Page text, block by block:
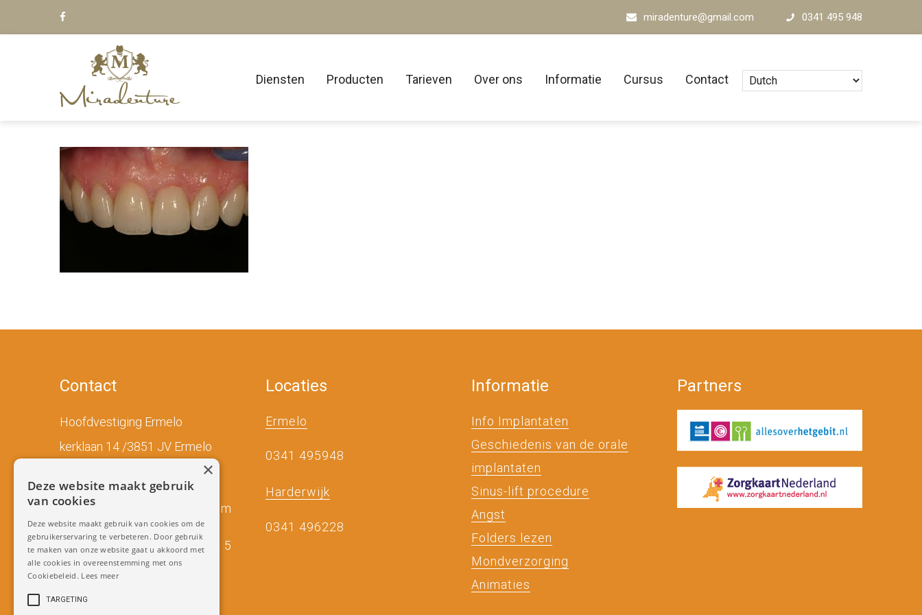
miradenture@gmail.com 0341 495 948
Diensten Producten Tarieven Over ons Informatie Cursus Contact
Contact
Hoofdvestiging Ermelo
kerklaan 14 /3851 JV Ermelo
Tel:(0031) 0341 495948
Mail:miradenture@gmail.com
Zoals te zien op RTL 4 & 5
Facebook
Locaties
Ermelo
0341 495948
Harderwijk
0341 496228
Informatie
Info Implantaten
Geschiedenis van de orale
implantaten
Sinus-lift procedure
Angst
Folders lezen
Mondverzorging
Animaties
Partners
Deze website maakt gebruik
van cookies
Deze website maakt gebruik van cookies om de
gebruikerservaring te verbeteren. Door gebruik
te maken van onze website gaat u akkoord met
alle cookies in overeenstemming met ons
Cookiebeleid. Lees meer
TARGETING
×